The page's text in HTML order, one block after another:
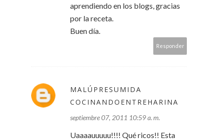
aprendiendo en los blogs, gracias
por la receta.
Buen día.
Responder
MALÚPRESUMIDA
COCINANDOENTREHARINA
septiembre 07, 2011 10:59 a. m.
Uaaaauuuuu!!!! Qué ricos!! Esta